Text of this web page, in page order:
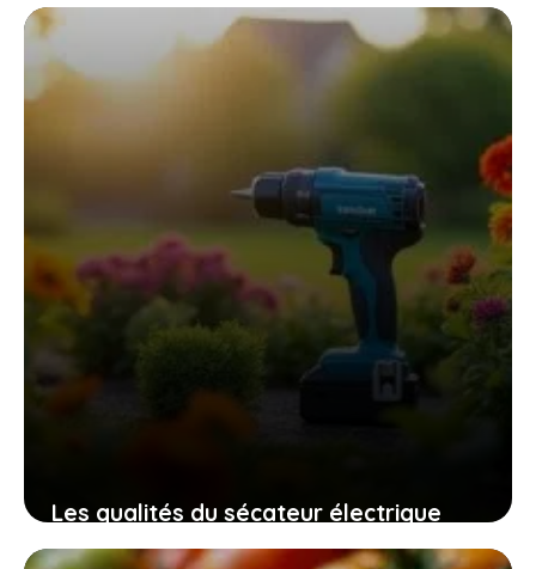
Les qualités du sécateur électrique
swansoft pru28 pour un jardinage